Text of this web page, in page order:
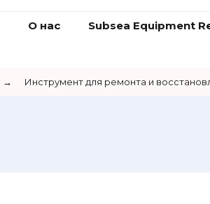
О нас Subsea Equipment
→ Инструмент для ремонта и